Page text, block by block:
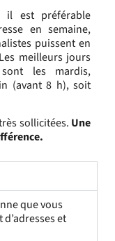
il est préférable
en semaine,
puissent en
meilleurs jours
les mardis,
(avant 8 h), soit
sollicitées. Une
que vous
et